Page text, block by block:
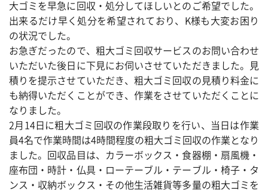
大ゴミを早急に回収・処分してほしいとのご希望でした。
出来るだけ早く処分を希望されており、K様も大変お困り
の状況でした。
お急ぎだったので、粗大ゴミ回収サービスのお問い合わせ
いただいた後日に下見にお伺いさせていただきました。見
積りを提示させていただき、粗大ゴミ回収の見積り料金に
も納得いただくことができ、作業をさせていただくことに
なりました。
2月14日に粗大ゴミ回収の作業段取りを行い、当日は作業
員4名で作業時間は4時間程度の粗大ゴミ回収の作業となり
ました。回収品目は、カラーボックス・食器棚・扇風機・
座布団・時計・仏具・ローテーブル・テーブル・椅子・タ
ンス・収納ボックス・その他生活雑貨等多量の粗大ゴミを